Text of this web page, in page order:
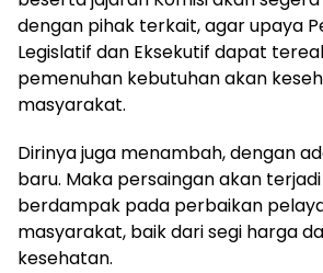
dengan pihak terkait, agar upaya
Legislatif dan Eksekutif dapat
pemenuhan kebutuhan akan
masyarakat.
Dirinya juga menambah, dengan
baru. Maka persaingan akan
berdampak pada perbaikan
masyarakat, baik dari segi harga
kesehatan.